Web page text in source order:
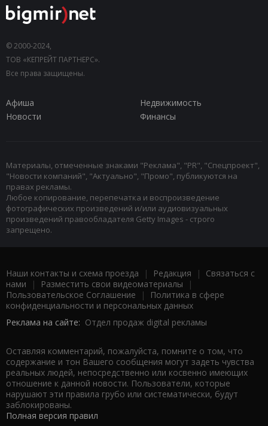
© 2000-2024,
ТОВ «КЕПРЕЙТ ПАРТНЕРС».
Все права защищены.
Афиша
Недвижимость
Новости
Финансы
Материалы, отмеченные знаками "Реклама", "PR", "Спецпроект",
"Новости компаний", "Актуально", "Промо", публикуются на
правах рекламы.
Любое копирование, перепечатка и воспроизведение
фотографических произведений и/или аудиовизуальных
произведений правообладателя Getty Images - строго
запрещено.
Наши контакты и схема проезда | Редакция | Связаться с
нами | Разместить свои видеоматериалы |
Пользовательское Соглашение |
Политика в сфере
конфиденциальности и персональных данных
Реклама на сайте: Отдел продаж digital рекламы
Оставляя комментарий, пожалуйста, помните о том, что
содержание и тон Вашего сообщения могут задеть чувства
реальных людей, непосредственно или косвенно имеющих
отношение к данной новости. Пользователи, которые
нарушают эти правила грубо или систематически, будут
заблокированы.
Полная версия правил